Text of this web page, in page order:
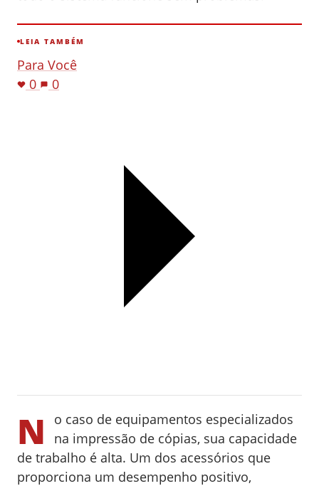
LEIA TAMBÉM
Para Você
0
0
N
o caso de equipamentos especializados
na impressão de cópias, sua capacidade
de trabalho é alta. Um dos acessórios que
proporciona um desempenho positivo,